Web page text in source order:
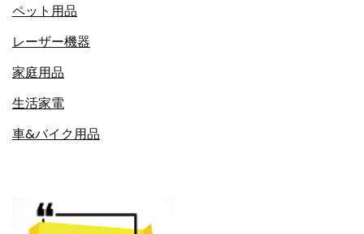
ペット用品
レーザー機器
家庭用品
生活家電
車&バイク用品